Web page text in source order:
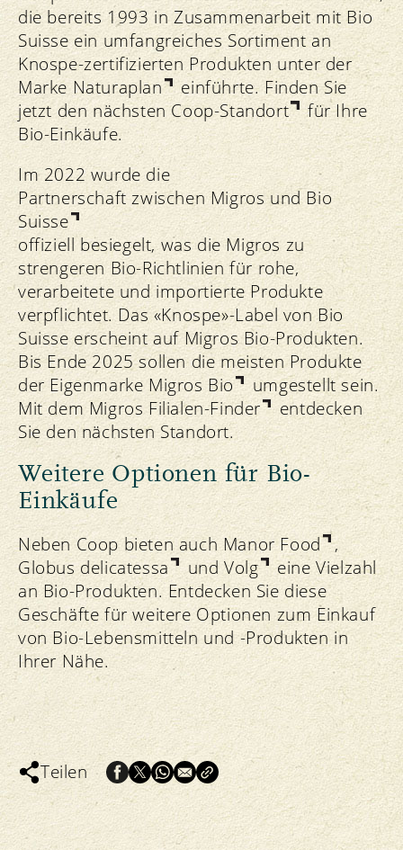
die bereits 1993 in Zusammenarbeit mit Bio
Suisse ein umfangreiches Sortiment an
Knospe-zertifizierten Produkten unter der
Marke Naturaplan
einführte. Finden Sie
jetzt den nächstenCoop-Standort
für Ihre
Bio-Einkäufe.
Im 2022 wurde die
Partnerschaft zwischen Migros und Bio
Suisse
offiziell besiegelt, was die Migros zu
strengeren Bio-Richtlinien für rohe,
verarbeitete und importierte Produkte
verpflichtet. Das «Knospe»-Label von Bio
Suisse erscheint auf Migros Bio-Produkten.
Bis Ende 2025 sollen die meisten Produkte
der Eigenmarke Migros Bio
umgestellt sein.
Mit demMigros Filialen-Finder
entdecken
Sie den nächsten Standort.
Weitere Optionen für Bio-
Einkäufe
Neben Coop bieten auchManor Food
,
Globus delicatessa
und Volg
eine Vielzahl
an Bio-Produkten. Entdecken Sie diese
Geschäfte für weitere Optionen zum Einkauf
von Bio-Lebensmitteln und -Produkten in
Ihrer Nähe.
Teilen